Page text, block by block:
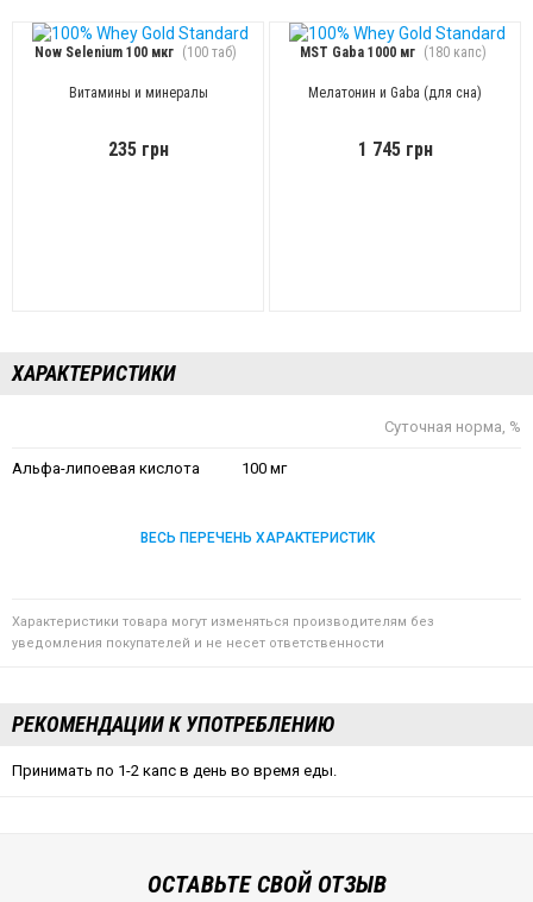
Now Selenium 100 мкг (100 таб)
Витамины и минералы
235 грн
MST Gaba 1000 мг (180 капс)
Мелатонин и Gaba (для сна)
1 745 грн
ХАРАКТЕРИСТИКИ
Суточная норма, %
Альфа-липоевая кислота 100 мг
ВЕСЬ ПЕРЕЧЕНЬ ХАРАКТЕРИСТИК
Характеристики товара могут изменяться производителям без
уведомления покупателей и не несет ответственности
РЕКОМЕНДАЦИИ К УПОТРЕБЛЕНИЮ
Принимать по 1-2 капс в день во время еды.
ОСТАВЬТЕ СВОЙ ОТЗЫВ